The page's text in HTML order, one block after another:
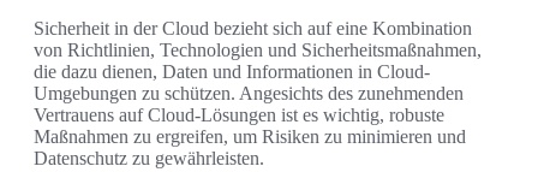
Sicherheit in der Cloud bezieht sich auf eine Kombination
von Richtlinien, Technologien und Sicherheitsmaßnahmen,
die dazu dienen, Daten und Informationen in Cloud-
Umgebungen zu schützen. Angesichts des zunehmenden
Vertrauens auf Cloud-Lösungen ist es wichtig, robuste
Maßnahmen zu ergreifen, um Risiken zu minimieren und
Datenschutz zu gewährleisten.